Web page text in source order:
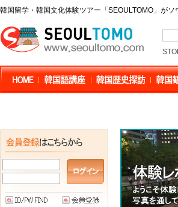
韓国留学・韓国文化体験ツアー「SEOULTOMO」がソ